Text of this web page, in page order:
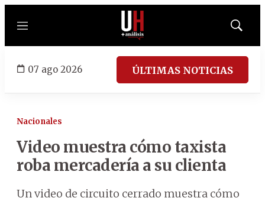
Menú
Mostrar
07 ago 2026 ÚLTIMAS NOTICIAS
Nacionales
Video muestra cómo taxista
roba mercadería a su clienta
Un video de circuito cerrado muestra cómo